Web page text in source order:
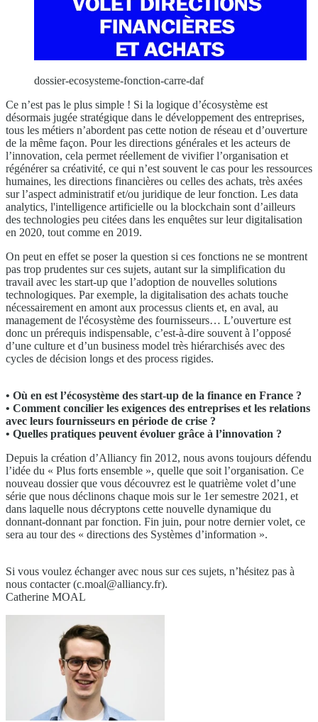
dossier-ecosysteme-fonction-carre-daf
Ce n’est pas le plus simple ! Si la logique d’écosystème est
désormais jugée stratégique dans le développement des entreprises,
tous les métiers n’abordent pas cette notion de réseau et d’ouverture
de la même façon. Pour les directions générales et les acteurs de
l’innovation, cela permet réellement de vivifier l’organisation et
régénérer sa créativité, ce qui n’est souvent le cas pour les ressources
humaines, les directions financières ou celles des achats, très axées
sur l’aspect administratif et/ou juridique de leur fonction. Les data
analytics, l'intelligence artificielle ou la blockchain sont d’ailleurs
des technologies peu citées dans les enquêtes sur leur digitalisation
en 2020, tout comme en 2019.
On peut en effet se poser la question si ces fonctions ne se montrent
pas trop prudentes sur ces sujets, autant sur la simplification du
travail avec les start-up que l’adoption de nouvelles solutions
technologiques. Par exemple, la digitalisation des achats touche
nécessairement en amont aux processus clients et, en aval, au
management de l'écosystème des fournisseurs… L’ouverture est
donc un prérequis indispensable, c’est-à-dire souvent à l’opposé
d’une culture et d’un business model très hiérarchisés avec des
cycles de décision longs et des process rigides.
• Où en est l’écosystème des start-up de la finance en France ?
• Comment concilier les exigences des entreprises et les relations
avec leurs fournisseurs en période de crise ?
• Quelles pratiques peuvent évoluer grâce à l’innovation ?
Depuis la création d’Alliancy fin 2012, nous avons toujours défendu
l’idée du « Plus forts ensemble », quelle que soit l’organisation. Ce
nouveau dossier que vous découvrez est le quatrième volet d’une
série que nous déclinons chaque mois sur le 1er semestre 2021, et
dans laquelle nous décryptons cette nouvelle dynamique du
donnant-donnant par fonction. Fin juin, pour notre dernier volet, ce
sera au tour des « directions des Systèmes d’information ».
Si vous voulez échanger avec nous sur ces sujets, n’hésitez pas à
nous contacter (c.moal@alliancy.fr).
Catherine MOAL